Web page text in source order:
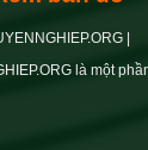
|
là một